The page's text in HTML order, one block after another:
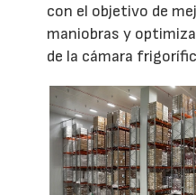
con el objetivo de
maniobras y
de la cámara